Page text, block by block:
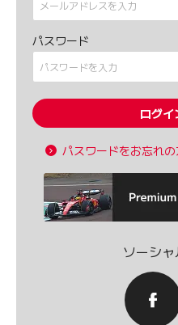
パスワード
ログイ
パスワードをお忘れ
ソーシ